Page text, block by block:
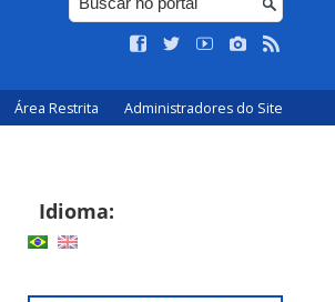
Área Restrita Administradores do Site
Idioma: